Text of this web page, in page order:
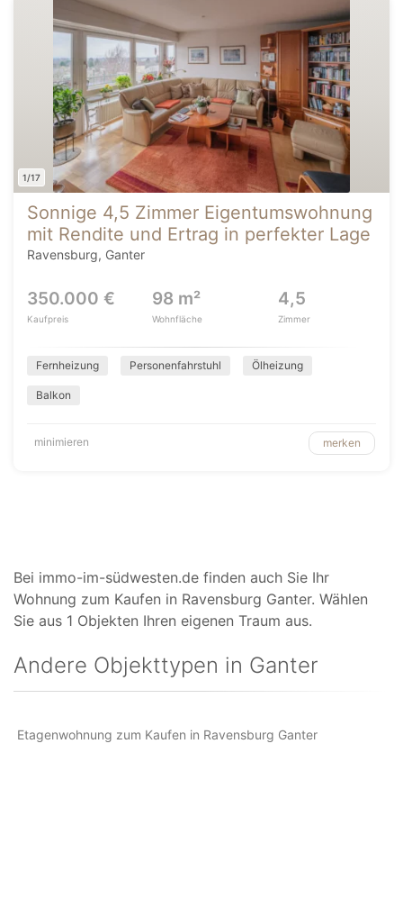
1/17
Sonnige 4,5 Zimmer Eigentumswohnung
mit Rendite und Ertrag in perfekter Lage
Ravensburg, Ganter
350.000 €
Kaufpreis
98 m²
Wohnfläche
4,5
Zimmer
Fernheizung Personenfahrstuhl Ölheizung
Balkon
minimieren merken
Bei immo-im-südwesten.de finden auch Sie Ihr
Wohnung zum Kaufen in Ravensburg Ganter. Wählen
Sie aus 1 Objekten Ihren eigenen Traum aus.
Andere Objekttypen in Ganter
Etagenwohnung zum Kaufen in Ravensburg Ganter